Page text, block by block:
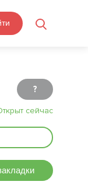
?
сейчас